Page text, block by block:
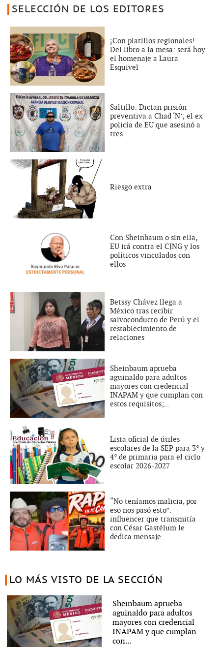
SELECCIÓN DE LOS EDITORES
¡Con platillos regionales!
Del libro a la mesa: será hoy
el homenaje a Laura
Esquivel
Saltillo: Dictan prisión
preventiva a Chad ‘N’; el ex
policía de EU que asesinó a
tres
Riesgo extra
Con Sheinbaum o sin ella,
EU irá contra el CJNG y los
políticos vinculados con
ellos
Betssy Chávez llega a
México tras recibir
salvoconducto de Perú y el
restablecimiento de
relaciones
Sheinbaum aprueba
aguinaldo para adultos
mayores con credencial
INAPAM y que cumplan con
estos requisitos;...
Lista oficial de útiles
escolares de la SEP para 3° y
4° de primaria para el ciclo
escolar 2026-2027
“No teníamos malicia, por
eso nos pasó esto”:
influencer que transmitía
con César Gastélum le
dedica mensaje
LO MÁS VISTO DE LA SECCIÓN
Sheinbaum aprueba
aguinaldo para adultos
mayores con credencial
INAPAM y que cumplan
con...